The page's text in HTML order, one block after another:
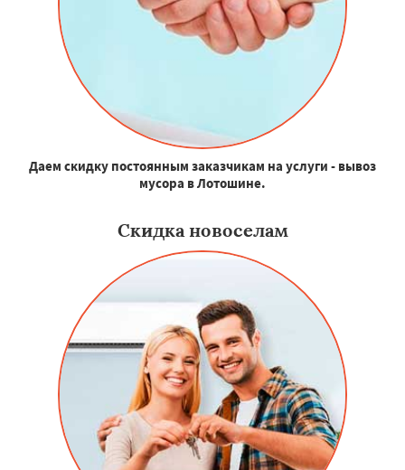
Даем скидку постоянным заказчикам на услуги - вывоз
мусора в Лотошине.
Скидка новоселам